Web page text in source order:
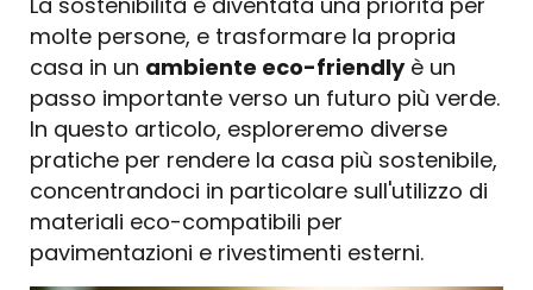
molte persone, e trasformare la propria
casa in un ambiente eco-friendlyè un
passo importante verso un futuro più verde.
In questo articolo, esploreremo diverse
pratiche per rendere la casa più sostenibile,
concentrandoci in particolare sull'utilizzo di
materiali eco-compatibili per
pavimentazioni e rivestimenti esterni.